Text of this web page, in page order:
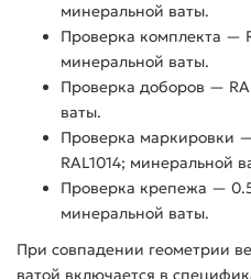
минеральной ваты.
Проверка комплекта —
минеральной ваты.
Проверка доборов —
ваты.
Проверка маркировки
RAL1014; минеральной
Проверка крепежа —
минеральной ваты.
При совпадении геометрии